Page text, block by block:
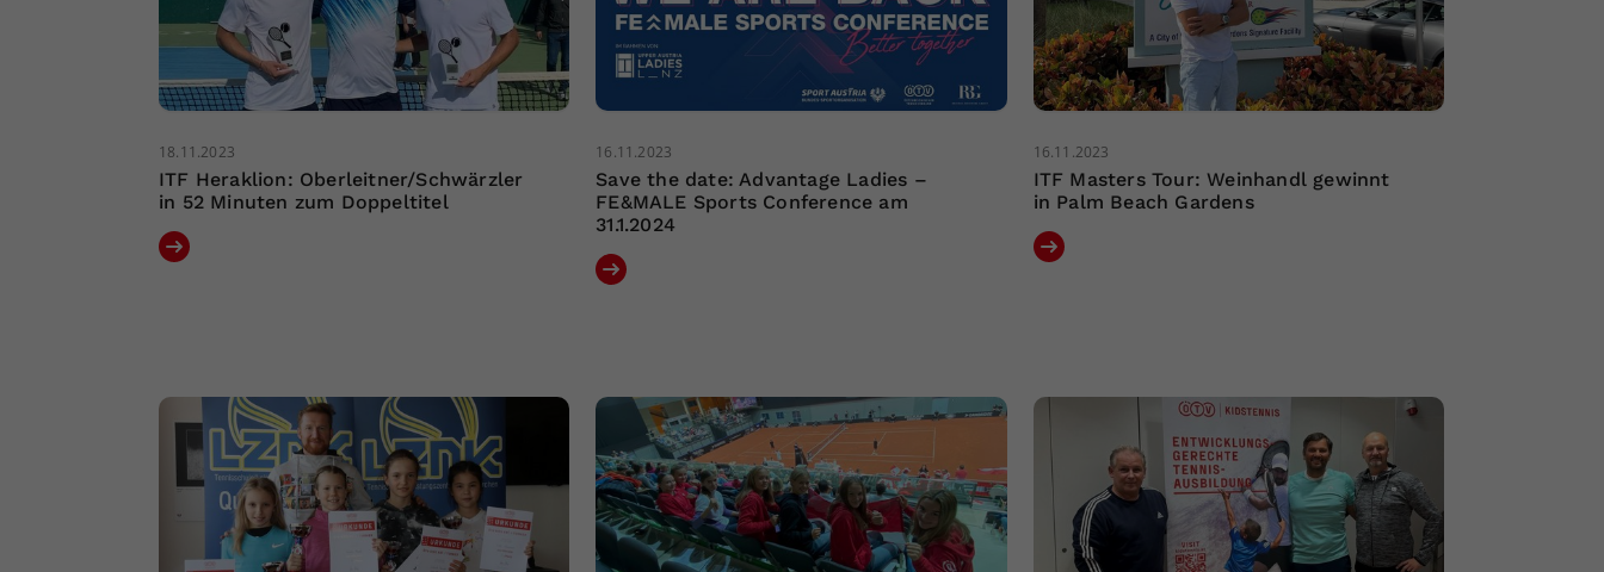
18.11.2023
ITF Heraklion: Oberleitner/Schwärzler
in 52 Minuten zum Doppeltitel
16.11.2023
Save the date: Advantage Ladies –
FE&MALE Sports Conference am
31.1.2024
16.11.2023
ITF Masters Tour: Weinhandl gewinnt
in Palm Beach Gardens